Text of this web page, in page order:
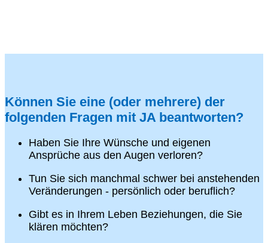
Können Sie eine (oder mehrere) der
folgenden Fragen mit JA beantworten?
Haben Sie Ihre Wünsche und eigenen
Ansprüche aus den Augen verloren?
Tun Sie sich manchmal schwer bei anstehenden
Veränderungen - persönlich oder beruflich?
Gibt es in Ihrem Leben Beziehungen, die Sie
klären möchten?